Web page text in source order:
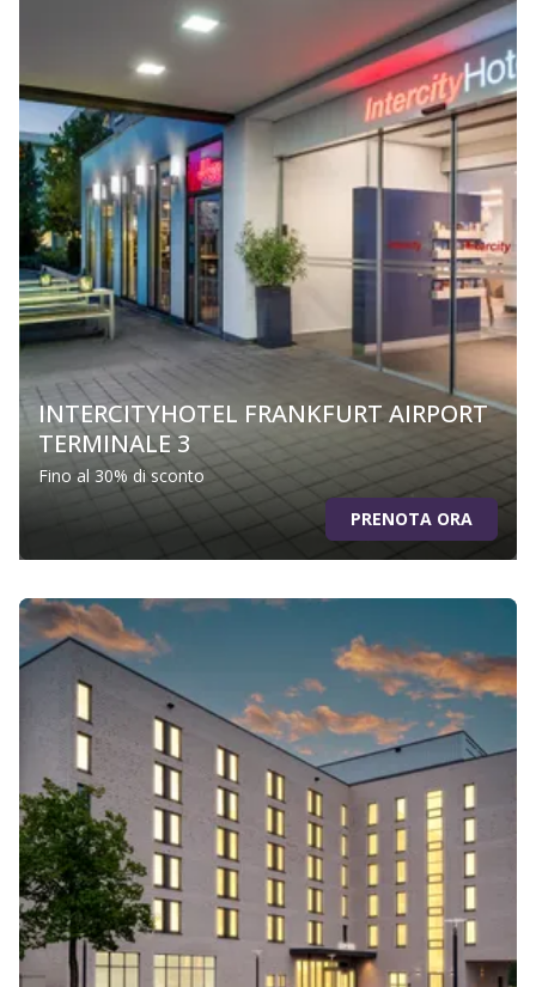
INTERCITYHOTEL FRANKFURT AIRPORT
TERMINALE 3
Fino al 30% di sconto
PRENOTA ORA